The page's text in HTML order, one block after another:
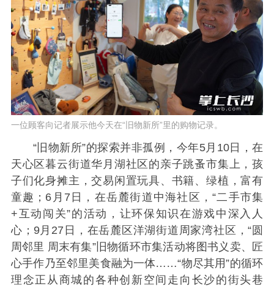
一位顾客向记者展示他今天在“旧物新所”里的购物记录。
“旧物新所”的探索并非孤例，今年5月10日，在
天心区暮云街道华月湖社区的亲子跳蚤市集上，孩
子们化身摊主，交易闲置玩具、书籍、绿植，富有
童趣；6月7日，在岳麓街道中海社区，“二手市集
+互动闯关”的活动，让环保知识在游戏中深入人
心；9月27日，在岳麓区洋湖街道周家湾社区，“圆
周邻里 周末有集”旧物循环市集活动将图书义卖、匠
心手作乃至邻里美食融为一体……“物尽其用”的循环
理念正从商城的各种创新空间走向长沙的街头巷